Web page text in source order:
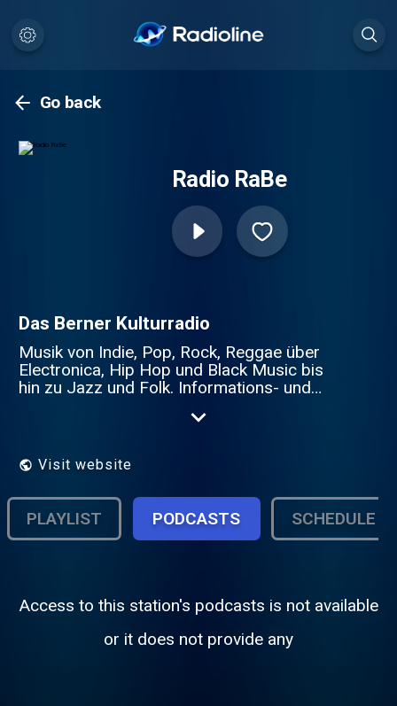
Go back
Radio RaBe
Das Berner Kulturradio
Musik von Indie, Pop, Rock, Reggae über
Electronica, Hip Hop und Black Music bis
hin zu Jazz und Folk. Informations- und
Themen, die in anderen Medien zu kurz
und Migrantinnen. Live-Übertragungen von
Konzerten, Festivals, Theater und
Literaturveranstaltungen. Alles ohne
Werbeunterbrüche!
Visit website
PLAYLIST PODCASTS SCHEDULE
Access to this station's podcasts is not available
or it does not provide any